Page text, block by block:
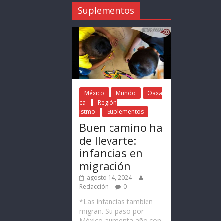
Suplementos
México Mundo
Oaxa
ca
Región
Istmo
Suplementos
Buen camino ha
de llevarte:
infancias en
migración
agosto 14, 2024
Redacción
0
*Las infancias también
migran. Su paso por